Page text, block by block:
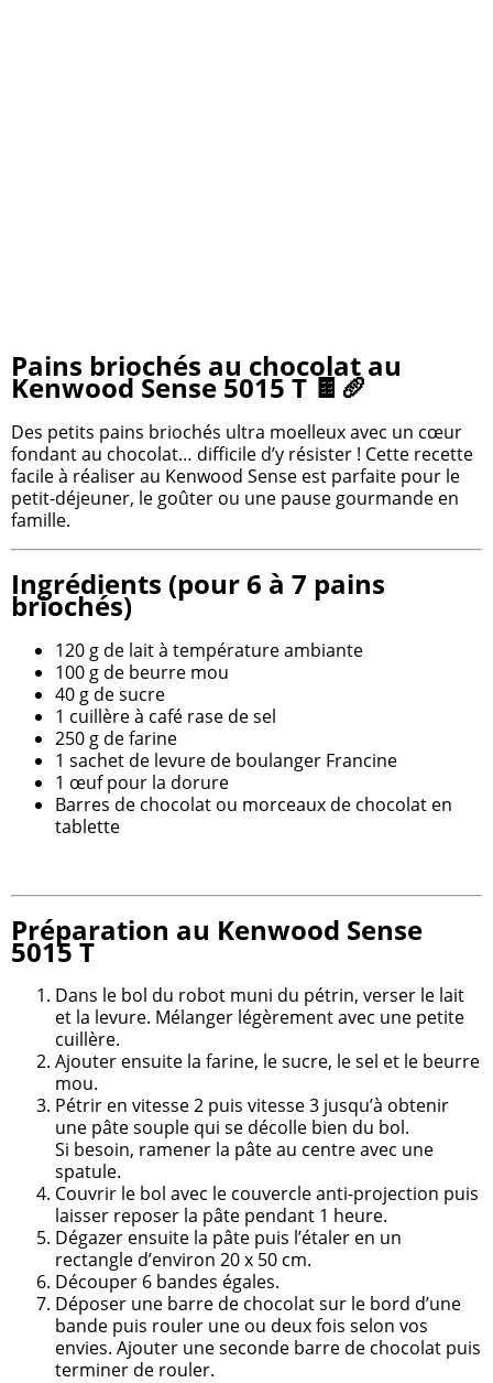
Pains briochés au chocolat au
Kenwood Sense 5015 T 🍫🥖
Des petits pains briochés ultra moelleux avec un cœur
fondant au chocolat… difficile d’y résister ! Cette recette
facile à réaliser au Kenwood Sense est parfaite pour le
petit-déjeuner, le goûter ou une pause gourmande en
famille.
Ingrédients (pour 6 à 7 pains
briochés)
120 g de lait à température ambiante
100 g de beurre mou
40 g de sucre
1 cuillère à café rase de sel
250 g de farine
1 sachet de levure de boulanger Francine
1 œuf pour la dorure
Barres de chocolat ou morceaux de chocolat en
tablette
Préparation au Kenwood Sense
5015 T
Dans le bol du robot muni du pétrin, verser le lait
et la levure. Mélanger légèrement avec une petite
cuillère.
Ajouter ensuite la farine, le sucre, le sel et le beurre
mou.
Pétrir en vitesse 2 puis vitesse 3 jusqu’à obtenir
une pâte souple qui se décolle bien du bol.
Si besoin, ramener la pâte au centre avec une
spatule.
Couvrir le bol avec le couvercle anti-projection puis
laisser reposer la pâte pendant 1 heure.
Dégazer ensuite la pâte puis l’étaler en un
rectangle d’environ 20 x 50 cm.
Découper 6 bandes égales.
Déposer une barre de chocolat sur le bord d’une
bande puis rouler une ou deux fois selon vos
envies. Ajouter une seconde barre de chocolat puis
terminer de rouler.